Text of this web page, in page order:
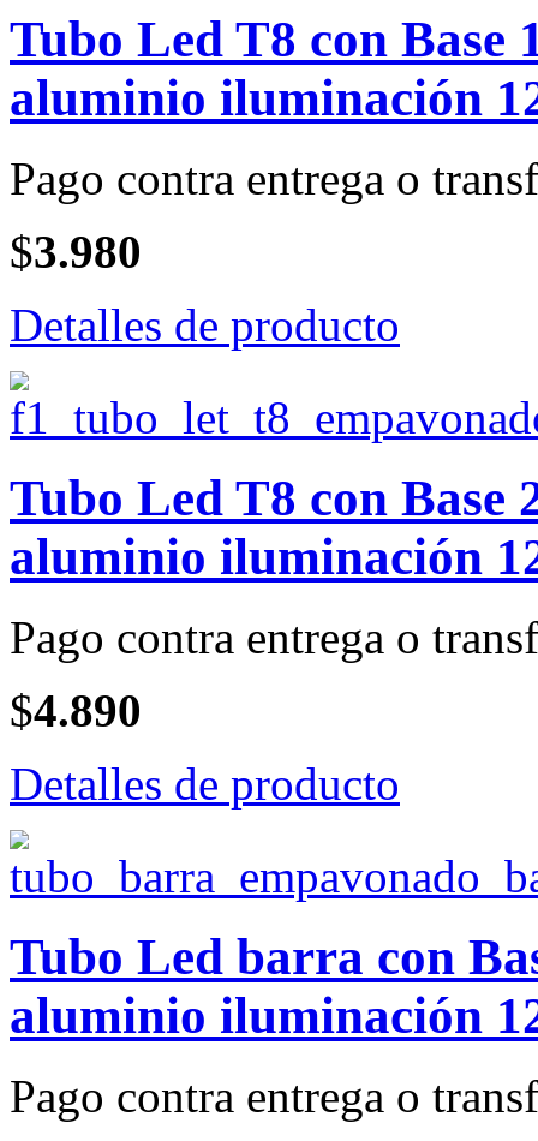
Tubo Led T8 con Base
aluminio iluminación
Pago contra entrega o
$3.980
Detalles de producto
Tubo Led T8 con Base
aluminio iluminación
Pago contra entrega o
$4.890
Detalles de producto
Tubo Led barra con
aluminio iluminación
Pago contra entrega o